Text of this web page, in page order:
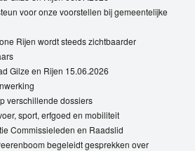
voor onze voorstellen bij gemeentelijke
Rijen wordt steeds zichtbaarder
Gilze en Rijen 15.06.2026
verschillende dossiers
sport, erfgoed en mobiliteit
Commissieleden en Raadslid
begeleidt gesprekken over